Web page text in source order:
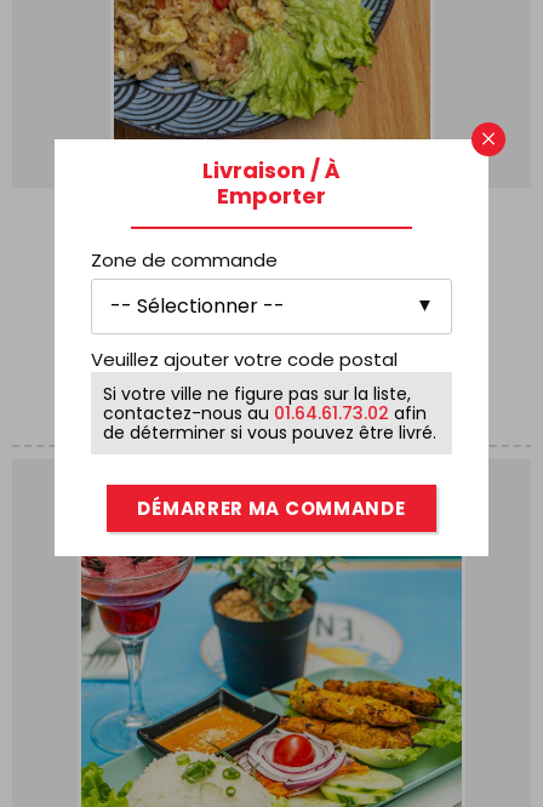
RIZ SAUTÉ
14,90
AJOUTER AU PANIER
×
Livraison / À
Emporter
Zone de commande
Veuillez ajouter votre code postal
Si votre ville ne figure pas sur la liste,
contactez-nous au 01.64.61.73.02 afin
de déterminer si vous pouvez être livré.
DÉMARRER MA COMMANDE